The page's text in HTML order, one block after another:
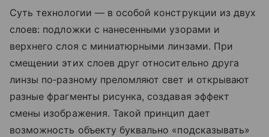
Суть технологии — в особой конструкции из двух
слоев: подложки с нанесенными узорами и
верхнего слоя с миниатюрными линзами. При
смещении этих слоев друг относительно друга
линзы по‑разному преломляют свет и открывают
разные фрагменты рисунка, создавая эффект
смены изображения. Такой принцип дает
возможность объекту буквально «подсказывать»